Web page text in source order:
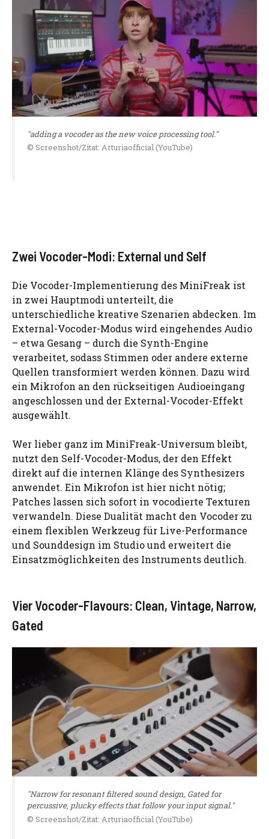
"adding a vocoder as the new voice processing tool."
© Screenshot/Zitat: Arturiaofficial (YouTube)
Zwei Vocoder-Modi: External und Self
Die Vocoder-Implementierung des MiniFreak ist
in zwei Hauptmodi unterteilt, die
unterschiedliche kreative Szenarien abdecken. Im
External-Vocoder-Modus wird eingehendes Audio
– etwa Gesang – durch die Synth-Engine
verarbeitet, sodass Stimmen oder andere externe
Quellen transformiert werden können. Dazu wird
ein Mikrofon an den rückseitigen Audioeingang
angeschlossen und der External-Vocoder-Effekt
ausgewählt.
Wer lieber ganz im MiniFreak-Universum bleibt,
nutzt den Self-Vocoder-Modus, der den Effekt
direkt auf die internen Klänge des Synthesizers
anwendet. Ein Mikrofon ist hier nicht nötig;
Patches lassen sich sofort in vocodierte Texturen
verwandeln. Diese Dualität macht den Vocoder zu
einem flexiblen Werkzeug für Live-Performance
und Sounddesign im Studio und erweitert die
Einsatzmöglichkeiten des Instruments deutlich.
Vier Vocoder-Flavours: Clean, Vintage, Narrow,
Gated
"Narrow for resonant filtered sound design, Gated for
percussive, plucky effects that follow your input signal."
© Screenshot/Zitat: Arturiaofficial (YouTube)